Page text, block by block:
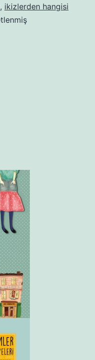
, ikizlerden hangisi